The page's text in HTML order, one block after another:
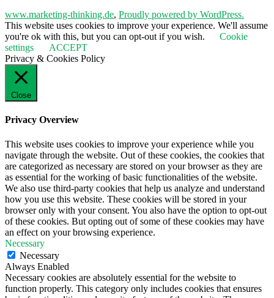
www.marketing-thinking.de, Proudly powered by WordPress.
This website uses cookies to improve your experience. We'll assume
you're ok with this, but you can opt-out if you wish.
Cookie
settings
ACCEPT
Privacy & Cookies Policy
Close
Privacy Overview
This website uses cookies to improve your experience while you
navigate through the website. Out of these cookies, the cookies that
are categorized as necessary are stored on your browser as they are
as essential for the working of basic functionalities of the website.
We also use third-party cookies that help us analyze and understand
how you use this website. These cookies will be stored in your
browser only with your consent. You also have the option to opt-out
of these cookies. But opting out of some of these cookies may have
an effect on your browsing experience.
Necessary
Necessary
Always Enabled
Necessary cookies are absolutely essential for the website to
function properly. This category only includes cookies that ensures